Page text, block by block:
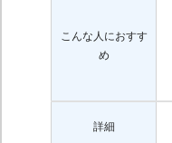
こんな人におすす
め
詳細